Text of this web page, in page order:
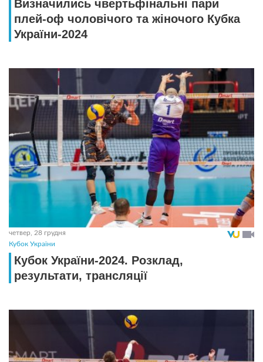
Визначились чвертьфінальні пари
плей-оф чоловічого та жіночого Кубка
України-2024
четвер, 28 грудня
Кубок України
Кубок України-2024. Розклад,
результати, трансляції